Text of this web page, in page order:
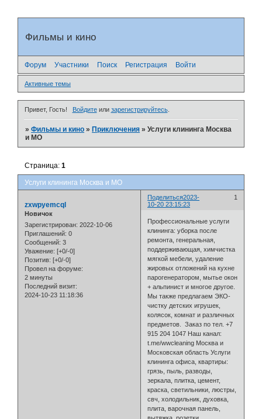
Фильмы и кино
Форум Участники Поиск Регистрация Войти
Активные темы
Привет, Гость! Войдитеили зарегистрируйтесь.
»Фильмы и кино »Приключения »Услуги клининга Москва
и МО
Услуги клининга Москва и МО
Страница:1
Поделиться 1
2023-
10-20 23:15:23
zxwpyemcql
Новичок
Зарегистрирован: 2022-10-06
Приглашений: 0
Сообщений: 3
Уважение: [+0/-0]
Позитив: [+0/-0]
Провел на форуме:
2 минуты
Последний визит:
2024-10-23 11:18:36
Профессиональные услуги
клининга: уборка после
ремонта, генеральная,
поддерживающая, химчистка
мягкой мебели, удаление
жировых отложений на кухне
парогенератором, мытье окон
+ альпинист и многое другое.
Мы также предлагаем ЭКО-
чистку детских игрушек,
колясок, комнат и различных
предметов. Заказ по тел. +7
915 204 1047 Наш канал:
t.me/wwcleaning Москва и
Московская область Услуги
клининга офиса, квартиры:
грязь, пыль, разводы,
зеркала, плитка, цемент,
краска, светильники, люстры,
свч, холодильник, духовка,
плита, варочная панель,